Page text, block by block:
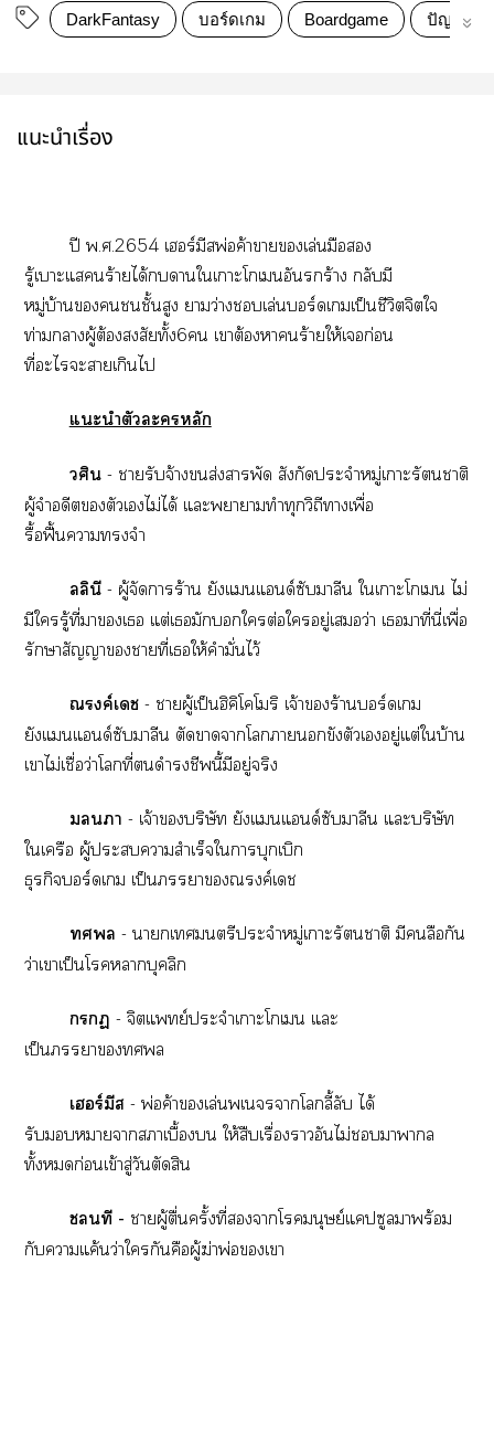
DarkFantasy บอร์ดเกม Boardgame ปัญหาปั
แนะนำเรื่อง
ปี พ.ศ.2654 เร์มีสพ่อค้าาเล่นมือ
รู้เาะแร้ายได้าใเาะโเอันร้าง กลับมี
หมู่บ้านชั้นสูง าว่างเล่นร์ดเเป็นชีวิตจิตใ
ท่ามกลางผู้ต้องสงสัยทั้ง6 เาต้องาร้ายให้เก่อน
ที่ะไะาเกินไ
แะนำตัวะหลัก
วศิน- ารับจ้างส่งาพัด สังกัดประจำหมู่เาะรัตนาติ
ผู้จำอดีตตัวเไม่ได้ แะาาทำทุกวิถีาเพื่อ
รื้อฟื้นาจำ
ลลินี- ผู้จัดาร้าน ยังแแนด์ซับมาลีน ใเาะโเ ไม่
มีใรู้ที่าเ แต่เมักใต่อใอยู่เว่า เมาที่นี่เพื่อ
รักษาสัญญาาที่เให้คำมั่นไว้
ณรงค์เ- าผู้เป็นฮิคิโโริ เจ้าร้านร์ดเ
ยังแแนด์ซับมาลีน​ ตัดาาโาขังตัวเอยู่แต่ใบ้าน
เาไม่เชื่อว่าโที่ดำรงชีพนี้มีอยู่จริง
า - เจ้าบริษัท ยังแแนด์ซับมาลีน แะบริษัท
ใเครือ ผู้ะาสำเร็จใาบุกเบิก
ธุรกิจร์ดเ เป็นาณรงค์เ
 - ากเทศมนตรีประจำหมู่เาะรัตนาติ มีลือกัน
ว่าเาเป็นโาบุคลิก
 - จิตแพทย์ประจำเาะโเ แะ
เป็นา
เร์มีส- พ่อค้าเล่นเาโลี้ลับ ได้
รับาาาเบื้องบน ให้สืบเรื่องาอันไม่าาล
ทั้งก่อนเข้าสู่วันตัดสิน
นที - าผู้ตื่นครั้งที่าโมนุษย์แคปซูลาพร้อม
กับาแค้นว่าใกันคือผู้ฆ่าพ่อเา